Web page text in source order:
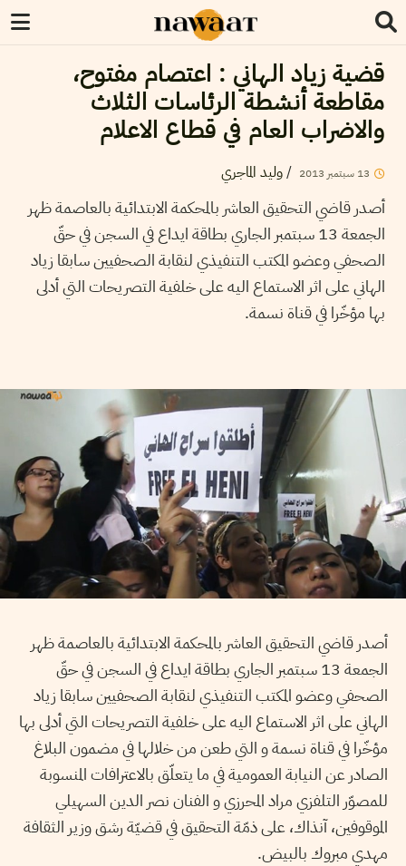
قضية زياد الهاني : اعتصام مفتوح،
مقاطعة أنشطة الرئاسات الثلاث
والاضراب العام في قطاع الاعلام
13 سبتمبر 2013
/وليد الماجري
أصدر قاضي التحقيق العاشر بالمحكمة الابتدائية بالعاصمة ظهر
الجمعة 13 سبتمبر الجاري بطاقة ايداع في السجن في حقّ
الصحفي وعضو المكتب التنفيذي لنقابة الصحفيين سابقا زياد
الهاني على اثر الاستماع اليه على خلفية التصريحات التي أدلى
بها مؤخّرا في قناة نسمة.
أصدر قاضي التحقيق العاشر بالمحكمة الابتدائية بالعاصمة ظهر
الجمعة 13 سبتمبر الجاري بطاقة ايداع في السجن في حقّ
الصحفي وعضو المكتب التنفيذي لنقابة الصحفيين سابقا زياد
الهاني على اثر الاستماع اليه على خلفية التصريحات التي أدلى بها
مؤخّرا في قناة نسمة و التي طعن من خلالها في مضمون البلاغ
الصادر عن النيابة العمومية في ما يتعلّق بالاعترافات المنسوبة
للمصوّر التلفزي مراد المحرزي و الفنان نصر الدين السهيلي
الموقوفين، آنذاك، على ذمّة التحقيق في قضيّة رشق وزير الثقافة
مهدي مبروك بالبيض.